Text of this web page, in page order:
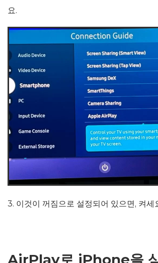
요.
3. 이것이 꺼짐으로 설정되어 있으면, 켜세